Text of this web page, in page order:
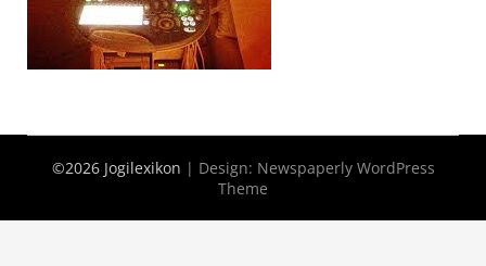
©2026 Jogilexikon | Design: Newspaperly WordPress
Theme